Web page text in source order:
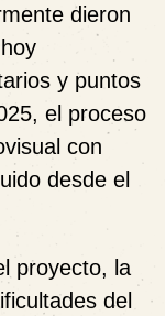
dieron
y puntos
el proceso
con
desde el
proyecto, la
del